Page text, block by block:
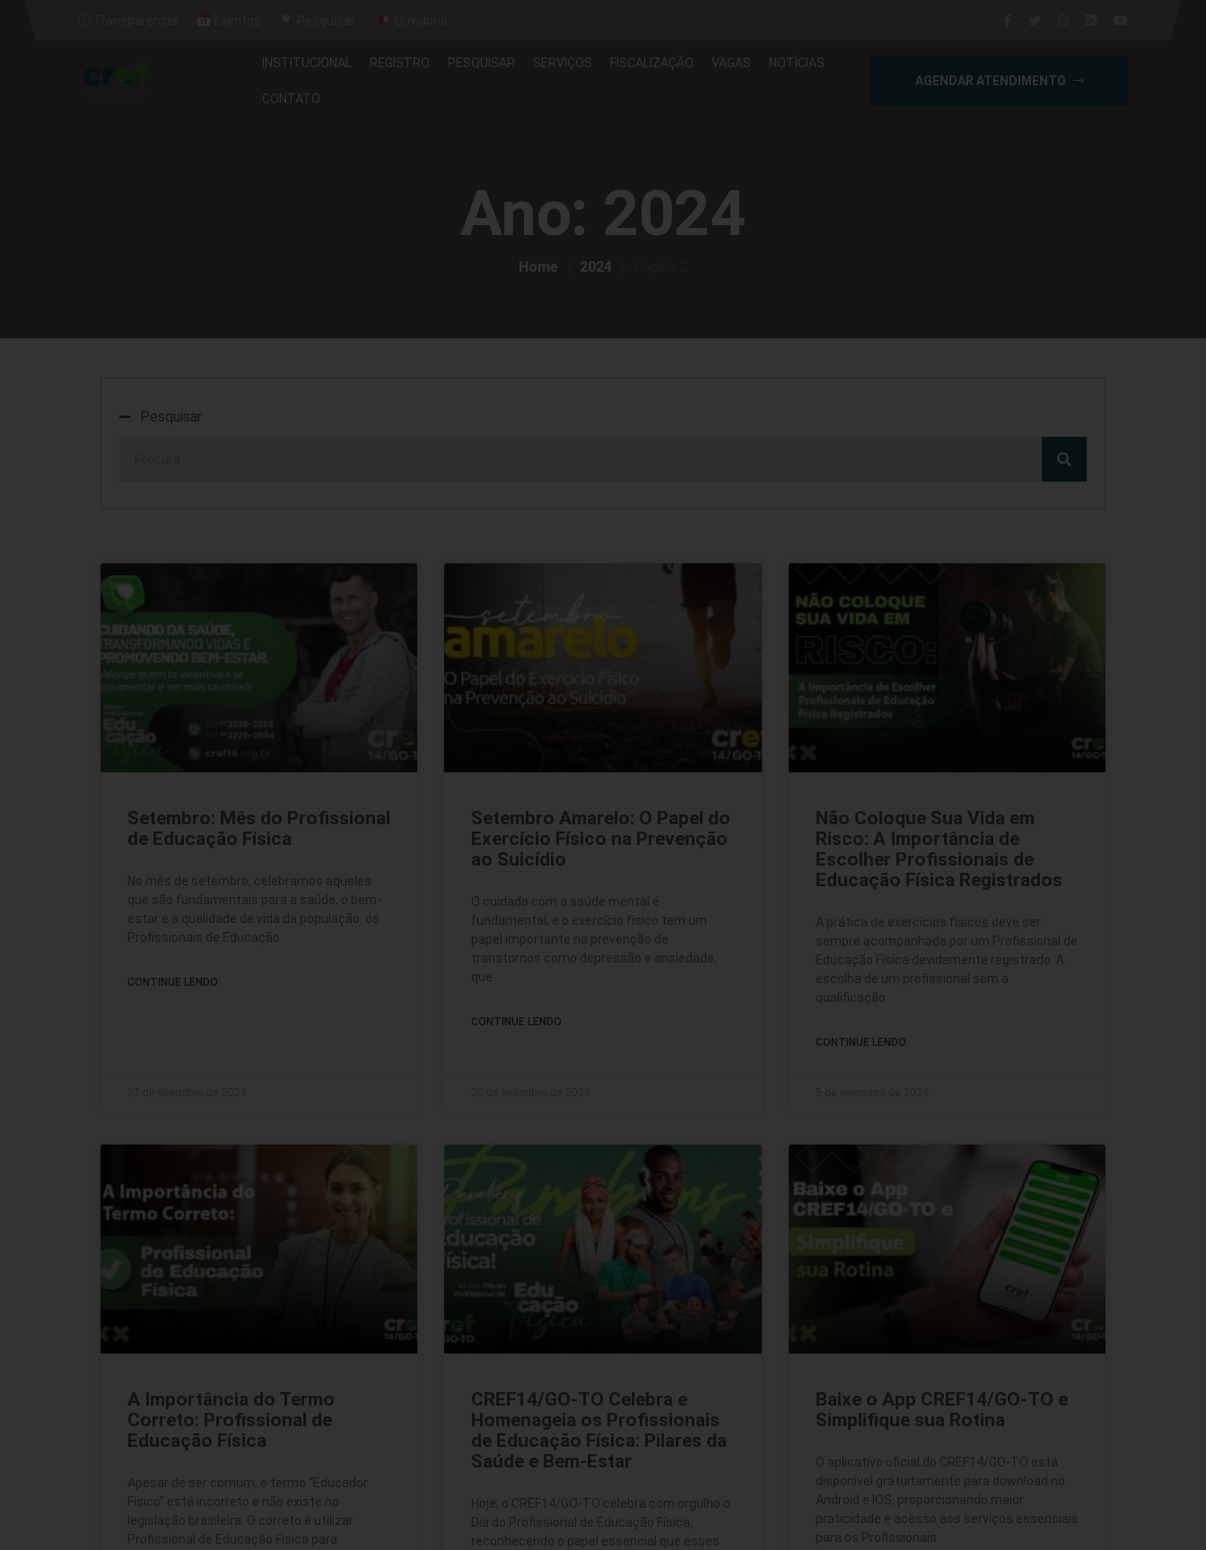
INSTITUCIONAL REGISTRO PESQUISAR SERVIÇOS FISCALIZAÇÃO VAGAS NOTÍCIAS
CONTATO
AGENDAR ATENDIMENTO
Ano: 2024
Home 2024
Pesquisar
Setembro: Mês do Profissional
de Educação Física
No mês de setembro, celebramos aqueles
que são fundamentais para a saúde, o bem-
estar e a qualidade de vida da população: os
Profissionais de Educação
CONTINUE LENDO
Setembro Amarelo: O Papel do
Exercício Físico na Prevenção
ao Suicídio
O cuidado com a saúde mental é
fundamental, e o exercício físico tem um
papel importante na prevenção de
transtornos como depressão e ansiedade,
que
CONTINUE LENDO
Não Coloque Sua Vida em
Risco: A Importância de
Escolher Profissionais de
Educação Física Registrados
A prática de exercícios físicos deve ser
sempre acompanhada por um Profissional de
Educação Física devidamente registrado. A
escolha de um profissional sem a
qualificação
CONTINUE LENDO
A Importância do Termo
Correto: Profissional de
Educação Física
Apesar de ser comum, o termo “Educador
Físico” está incorreto e não existe na
legislação brasileira. O correto é utilizar
Profissional de Educação Física para
CREF14/GO-TO Celebra e
Homenageia os Profissionais
de Educação Física: Pilares da
Saúde e Bem-Estar
Hoje, o CREF14/GO-TO celebra com orgulho o
Dia do Profissional de Educação Física,
reconhecendo o papel essencial que esses
Baixe o App CREF14/GO-TO e
Simplifique sua Rotina
O aplicativo oficial do CREF14/GO-TO está
disponível gratuitamente para download no
Android e IOS, proporcionando maior
praticidade e acesso aos serviços essenciais
para os Profissionais